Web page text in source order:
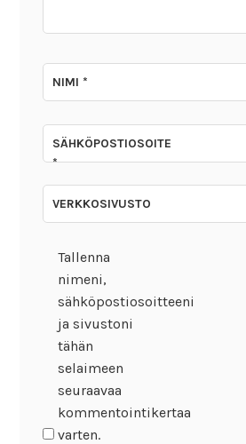
NIMI*
SÄHKÖPOSTIOSOITE
*
VERKKOSIVUSTO
Tallenna
nimeni,
sähköpostiosoitteeni
ja sivustoni
tähän
selaimeen
seuraavaa
kommentointikertaa
varten.